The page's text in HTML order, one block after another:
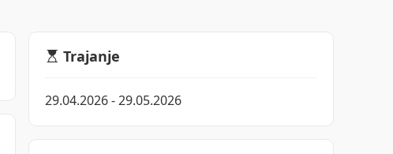
Trajanje
29.04.2026 - 29.05.2026